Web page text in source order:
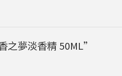
之夢淡香精 50ML”